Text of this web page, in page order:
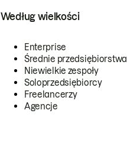
Według wielkości
Enterprise
Średnie przedsiębiorstwa
Niewielkie zespoły
Soloprzedsiębiorcy
Freelancerzy
Agencje